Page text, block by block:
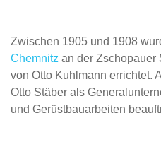
Zwischen 1905 und 1908
Chemnitz an der Zschopauer
von Otto Kuhlmann errichtet.
Otto Stäber als
und Gerüstbauarbeiten